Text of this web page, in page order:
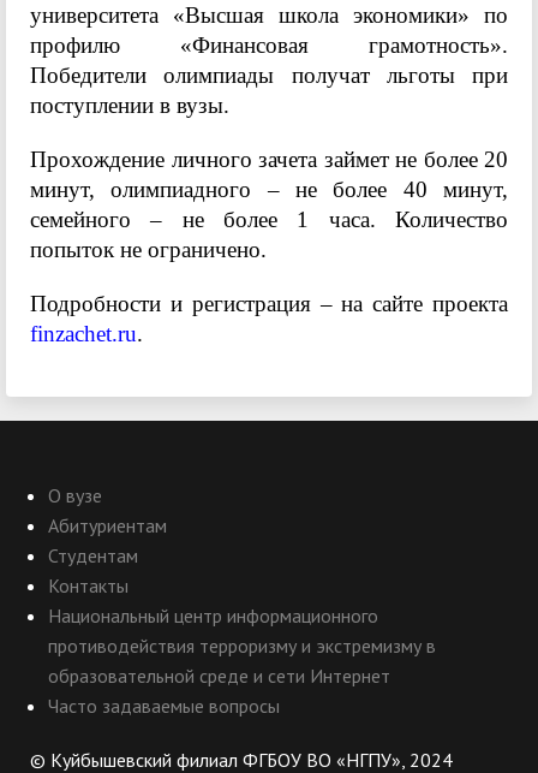
университета «Высшая школа экономики» по
профилю «Финансовая грамотность».
Победители олимпиады получат льготы при
поступлении в вузы.
Прохождение личного зачета займет не более 20
минут, олимпиадного – не более 40 минут,
семейного – не более 1 часа. Количество
попыток не ограничено.
Подробности и регистрация – на сайте проекта
finzachet.ru.
О вузе
Абитуриентам
Студентам
Контакты
Национальный центр информационного
противодействия терроризму и экстремизму в
образовательной среде и сети Интернет
Часто задаваемые вопросы
© Куйбышевский филиал ФГБОУ ВО «НГПУ», 2024